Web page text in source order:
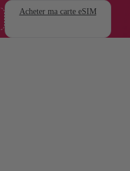
Acheter ma carte eSIM